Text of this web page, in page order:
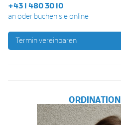
+43 1 480 30 10
an oder buchen sie online
Termin vereinbaren